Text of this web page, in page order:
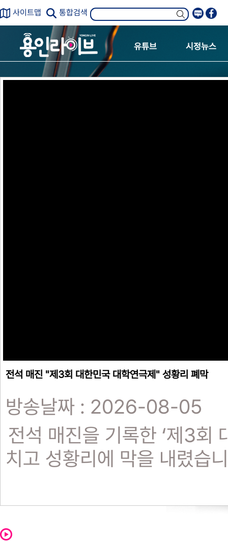
사이트맵 통합검색
유튜브 시정뉴스
전석 매진 "제3회 대한민국 대학연극제" 성황리 폐막
방송날짜 : 2026-08-05
전석 매진을 기록한 ‘제3회
치고 성황리에 막을 내렸습
지난 2일 열린 폐막식에는
의 마지막을 함께했습니다.